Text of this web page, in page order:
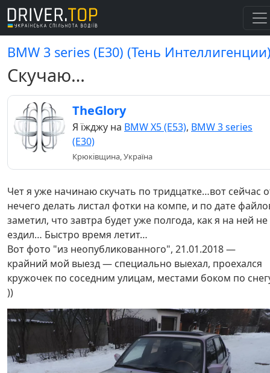
BMW 3 series (E30) (Тень
Скучаю…
TheGlory
Я їжджу на BMW X5 (E53), BMW 3 series
(E30)
Крюківщина, Україна
Чет я уже начинаю скучать по тридцатке…вот сейчас
нечего делать листал фотки на компе, и по дате
заметил, что завтра будет уже полгода, как я на ней не
ездил… Быстро время летит…
Вот фото "из неопубликованного", 21.01.2018 —
крайний мой выезд — специально выехал, проехался
кружочек по соседним улицам, местами боком по
))